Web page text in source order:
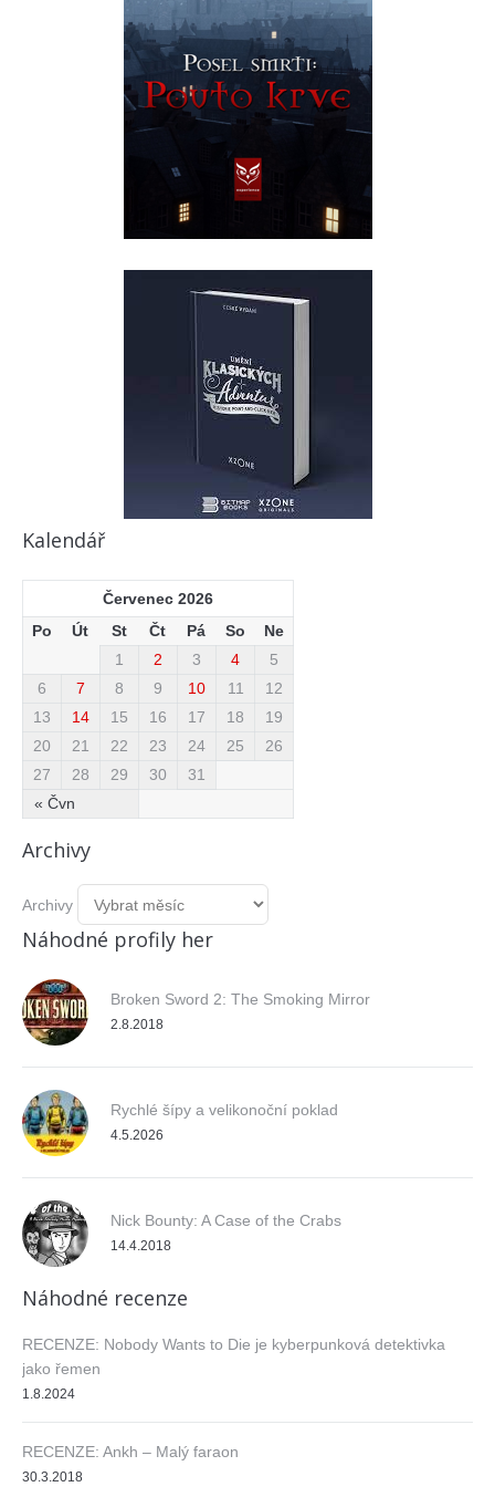
Kalendář
Červenec 2026
Po
Út St Čt Pá So Ne
« Čvn
1 2 3 4
5
6
7 8 9 10 11
12
13
14 15 16 17 18
19
20
21 22 23 24 25
26
27
28 29 30 31
Archivy
Archivy
Náhodné profily her
Broken Sword 2: The Smoking Mirror
2.8.2018
Rychlé šípy a velikonoční poklad
4.5.2026
Nick Bounty: A Case of the Crabs
14.4.2018
Náhodné recenze
RECENZE: Nobody Wants to Die je kyberpunková detektivka
jako řemen
1.8.2024
RECENZE: Ankh – Malý faraon
30.3.2018